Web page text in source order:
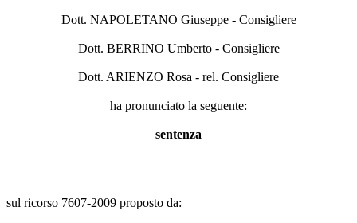
Dott. NAPOLETANO Giuseppe - Consigliere
Dott. BERRINO Umberto - Consigliere
Dott. ARIENZO Rosa - rel. Consigliere
ha pronunciato la seguente:
sentenza
sul ricorso 7607-2009 proposto da: